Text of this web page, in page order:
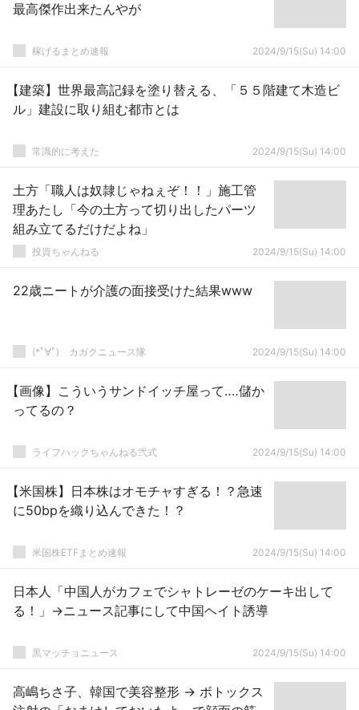
最高傑作出来たんやが
稼げるまとめ速報 2024/9/15(Su) 14:00
【建築】世界最高記録を塗り替える、「５５階建て木造ビ
ル」建設に取り組む都市とは
常識的に考えた 2024/9/15(Su) 14:00
土方「職人は奴隷じゃねぇぞ！！」施工管
理あたし「今の土方って切り出したパーツ
組み立てるだけだよね」
投資ちゃんねる 2024/9/15(Su) 14:00
22歳ニートが介護の面接受けた結果www
(*ﾟ∀ﾟ)ゞカガクニュース隊 2024/9/15(Su) 14:00
【画像】こういうサンドイッチ屋って‥‥儲か
ってるの？
ライフハックちゃんねる弐式 2024/9/15(Su) 14:00
【米国株】日本株はオモチャすぎる！？急速
に50bpを織り込んできた！？
米国株ETFまとめ速報 2024/9/15(Su) 14:00
日本人「中国人がカフェでシャトレーゼのケーキ出して
る！」→ニュース記事にして中国ヘイト誘導
黒マッチョニュース 2024/9/15(Su) 14:00
高嶋ちさ子、韓国で美容整形 → ボトックス